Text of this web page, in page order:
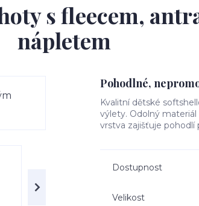
s fleecem,
nápletem
Pohodlné,
Kvalitní dětské
výlety. Odolný
vrstva zajišťuje pohodlí
Dostupnost
Velikost